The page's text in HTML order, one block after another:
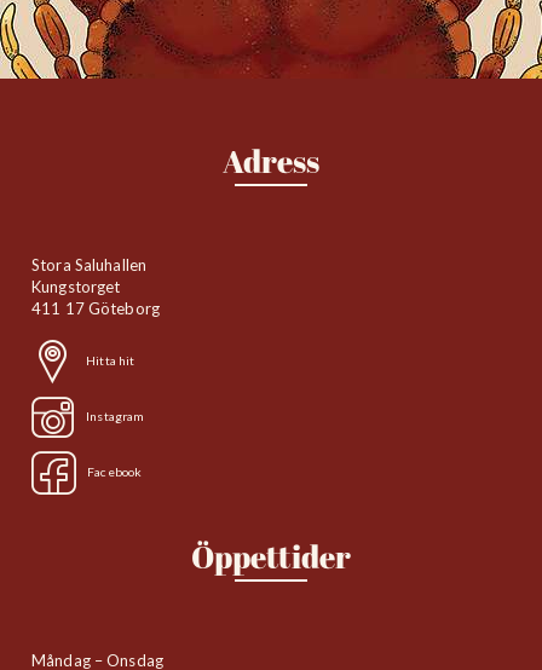
Adress
Stora Saluhallen
Kungstorget
411 17 Göteborg
Hitta hit
Instagram
Facebook
Öppettider
Måndag – Onsdag